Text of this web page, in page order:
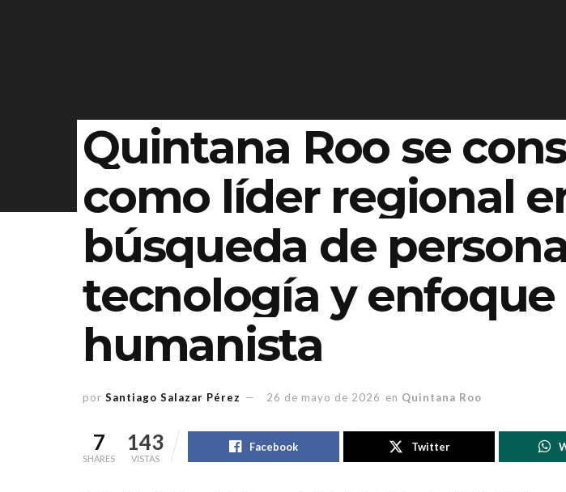
Quintana Roo se
como líder regional
búsqueda de
tecnología y enfoque
humanista
por Santiago Salazar Pérez 26 de mayo de 2026 en Quintana Roo
7
SHARES
143
VISTAS
Facebook Twitter